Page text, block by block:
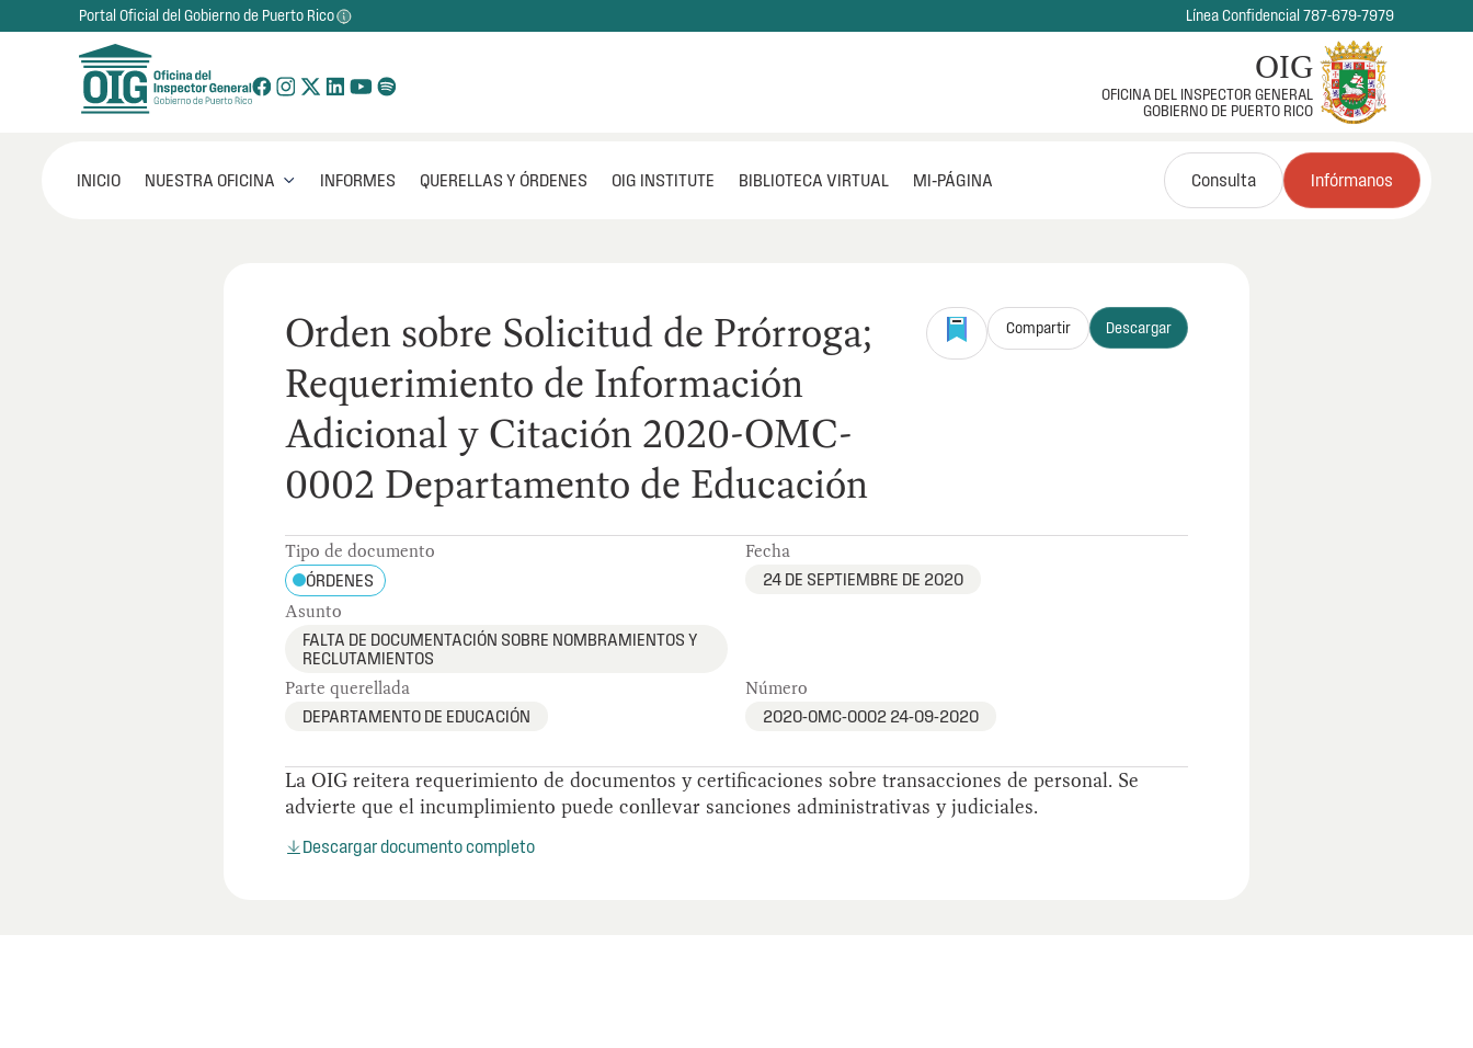
Portal Oficial del Gobierno de Puerto Rico Línea Confidencial 787-679-7979
OIG
OFICINA DEL INSPECTOR GENERAL
GOBIERNO DE PUERTO RICO
INICIO NUESTRA OFICINA  INFORMES QUERELLAS Y ÓRDENES OIG INSTITUTE BIBLIOTECA VIRTUAL MI‑PÁGINA Consulta Infórmanos
Orden sobre Solicitud de Prórroga;
Requerimiento de Información
Adicional y Citación 2020-OMC-
0002 Departamento de Educación
Compartir Descargar
Tipo de documento
ÓRDENES
Fecha
24 DE SEPTIEMBRE DE 2020
Asunto
FALTA DE DOCUMENTACIÓN SOBRE NOMBRAMIENTOS Y
RECLUTAMIENTOS
Parte querellada
DEPARTAMENTO DE EDUCACIÓN
Número
2020-OMC-0002 24-09-2020
La OIG reitera requerimiento de documentos y certificaciones sobre transacciones de personal. Se
advierte que el incumplimiento puede conllevar sanciones administrativas y judiciales.
Descargar documento completo